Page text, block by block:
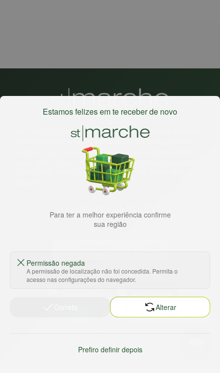
Há mais de 22 anos, o St. Marche busca oferecer a melhor
experiência de compras, a preços competitivos, pra você
comprar tudo o que precisa para seu dia a dia em um só
lugar. Além da loja online temos 31 lojas físicas na capital,
Grande São Paulo, litoral e interior de São Paulo. Vem ser
Sobre e contato
Termos e políticas
Baixe nosso app
Estamos felizes em te receber de novo
Para ter a melhor experiência confirme
sua região
Permissão negada
A permissão de localização não foi concedida. Permita o
acesso nas configurações do navegador.
Alterar
Prefiro definir depois